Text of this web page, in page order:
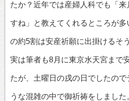
たか？近年では産婦人科でも「
すね」と教えてくれるところが
の約5割は安産祈願に出掛けるそ
実は筆者も8月に東京水天宮まで
たが、土曜日の戌の日でしたので
うな混雑の中で御祈祷をしまし